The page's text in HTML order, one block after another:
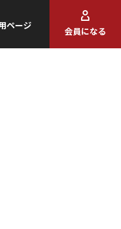
ページ
会員になる